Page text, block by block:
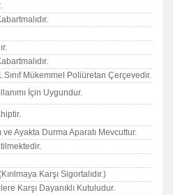
Mükemmel Poliüretan Çerçevedir.
İçin Uygundur.
ve Ayakta Durma Aparatı Mevcuttur.
Karşı Sigortalıdır.)
Karşı Dayanıklı Kutuludur.